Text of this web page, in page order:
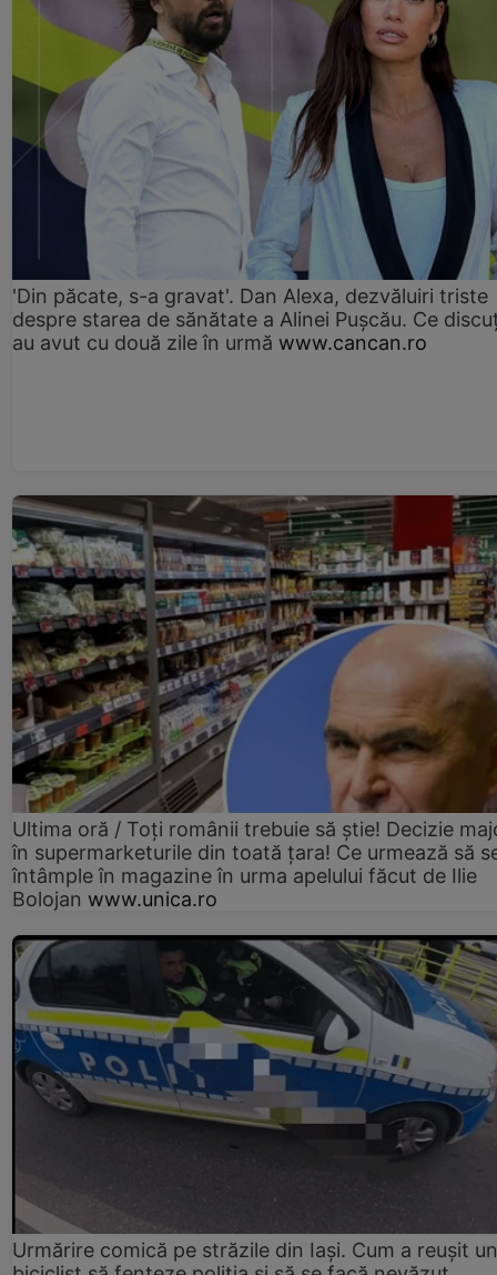
'Din păcate, s-a gravat'. Dan Alexa, dezvăluiri triste
despre starea de sănătate a Alinei Pușcău. Ce
au avut cu două zile în urmă www.cancan.ro
Ultima oră / Toți românii trebuie să știe! Decizie
în supermarketurile din toată țara! Ce urmează să
întâmple în magazine în urma apelului făcut de Ilie
Bolojan www.unica.ro
Urmărire comică pe străzile din Iași. Cum a reușit un